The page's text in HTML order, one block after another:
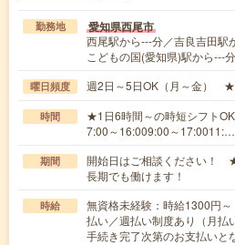
勤務地 愛知県西尾市
西尾駅から---分／吉良吉田駅
こどもの国(愛知県)駅から---
曜日頻度 週2日～5日OK（月～金） ★
時間
★1日6時間～の時短シフト
7:00～16:009:00～17:0011:…
期間
開始日はご相談ください！
長期でも働けます！
時給
無資格未経験：時給1300円
払い／週払い制度あり（月払
手続き完了次第のお支払いと